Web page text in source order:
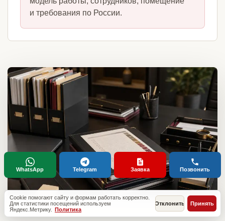
и требования по России.
Cookie помогают сайту и формам работать корректно.
Для статистики посещений используем
Яндекс.Метрику. Политика
Отклонить Принять
WhatsApp Telegram Заявка Позвонить